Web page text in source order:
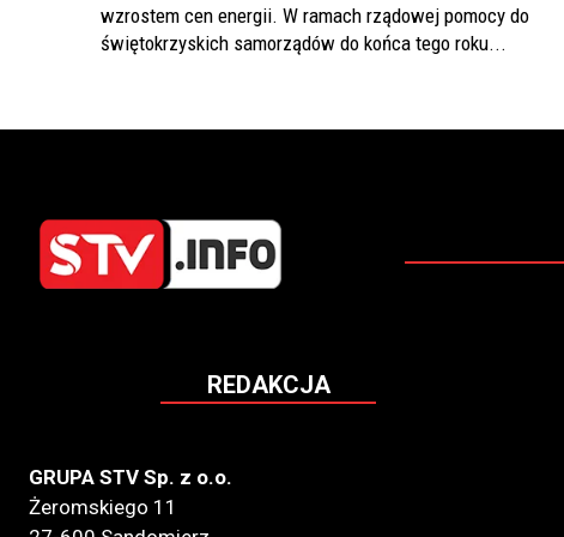
wzrostem cen energii. W ramach rządowej pomocy do
świętokrzyskich samorządów do końca tego roku...
REDAKCJA
GRUPA STV Sp. z o.o.
Żeromskiego 11